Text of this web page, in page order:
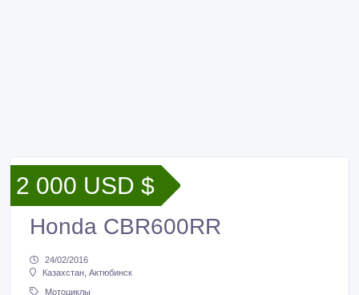
2 000 USD $
Honda CBR600RR
24/02/2016
Казахстан, Актюбинск
Мотоциклы